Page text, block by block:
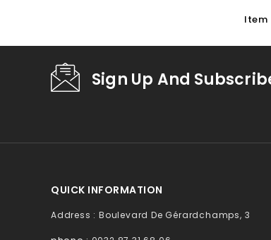
Item
Sign Up And
QUICK INFORMATION
Address : Boulevard De Gérardchamps, 3